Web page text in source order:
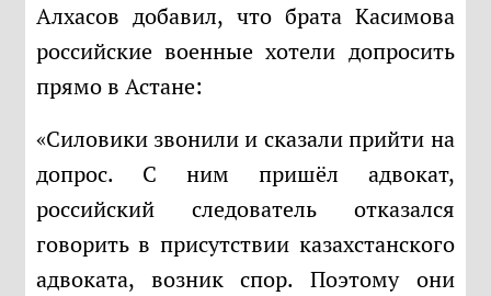
Алхасов добавил, что брата Касимова
российские военные хотели допросить
прямо в Астане:
«Силовики звонили и сказали прийти на
допрос. С ним пришёл адвокат,
российский следователь отказался
говорить в присутствии казахстанского
адвоката, возник спор. Поэтому они